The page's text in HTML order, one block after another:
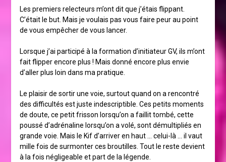
Les premiers relecteurs m’ont dit que j’étais flippant.
C’était le but. Mais je voulais pas vous faire peur au point
de vous empêcher de vous lancer.
Lorsque j’ai participé à la formation d’initiateur GV, ils m’ont
fait flipper encore plus ! Mais donné encore plus envie
d’aller plus loin dans ma pratique.
Le plaisir de sortir une voie, surtout quand on a rencontré
des difficultés est juste indescriptible. Ces petits moments
de doute, ce petit frisson lorsqu’on a faillit tombé, cette
poussé d’adrénaline lorsqu’on a volé, sont démultipliés en
grande voie. Mais le Kif d’arriver en haut … celui-là … il vaut
mille fois de surmonter ces broutilles. Tout le reste devient
à la fois négligeable et part de la légende.